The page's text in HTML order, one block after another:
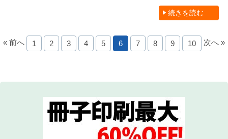
続きを読む
« 前へ 1 2 3 4 5 6 7 8 9 10 次へ »